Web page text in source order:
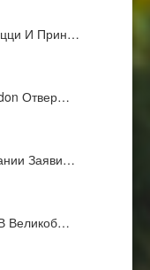
И Прин…
Отвер…
Заяви…
Великоб…